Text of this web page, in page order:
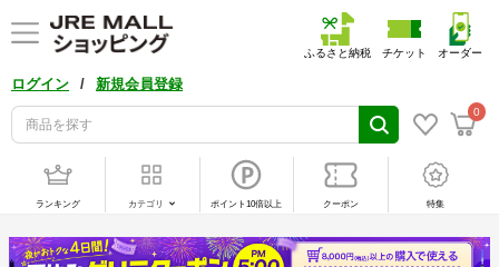
ログイン / 新規会員登録
0
ふるさと納税 チケット オーダー
ランキング カテゴリ ポイント10倍以上 クーポン 特集